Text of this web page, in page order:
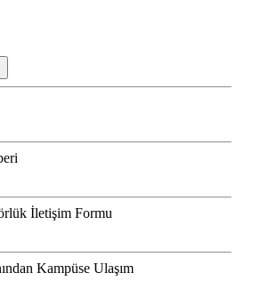
İletişim Formu
Kampüse Ulaşım